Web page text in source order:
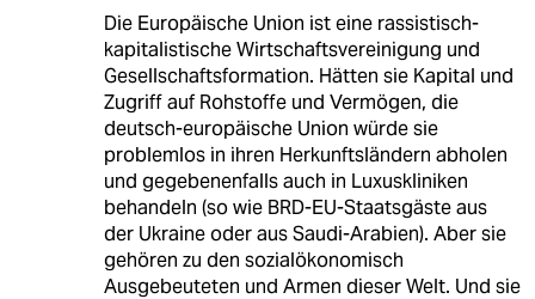
Die Europäische Union ist eine rassistisch-
kapitalistische Wirtschaftsvereinigung und
Gesellschaftsformation. Hätten sie Kapital und
Zugriff auf Rohstoffe und Vermögen, die
deutsch-europäische Union würde sie
problemlos in ihren Herkunftsländern abholen
und gegebenenfalls auch in Luxuskliniken
behandeln (so wie BRD-EU-Staatsgäste aus
der Ukraine oder aus Saudi-Arabien). Aber sie
gehören zu den sozialökonomisch
Ausgebeuteten und Armen dieser Welt. Und sie